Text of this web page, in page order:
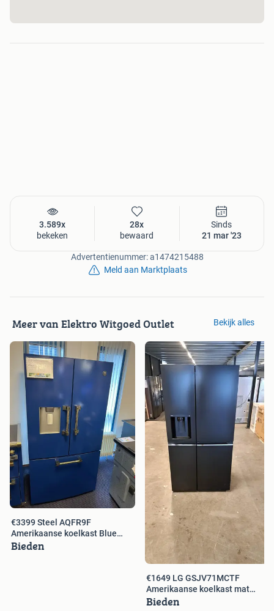
3.589x
bekeken
28x
bewaard
Sinds
21 mar '23
Advertentienummer: a1474215488
Meld aan Marktplaats
Meer van Elektro Witgoed Outlet Bekijk alles
€3399 Steel AQFR9F
Amerikaanse koelkast Blue
Ottone DHZ2
Bieden
€1649 LG GSJV71MCTF
Amerikaanse koelkast mat
zwart EWO136
Bieden